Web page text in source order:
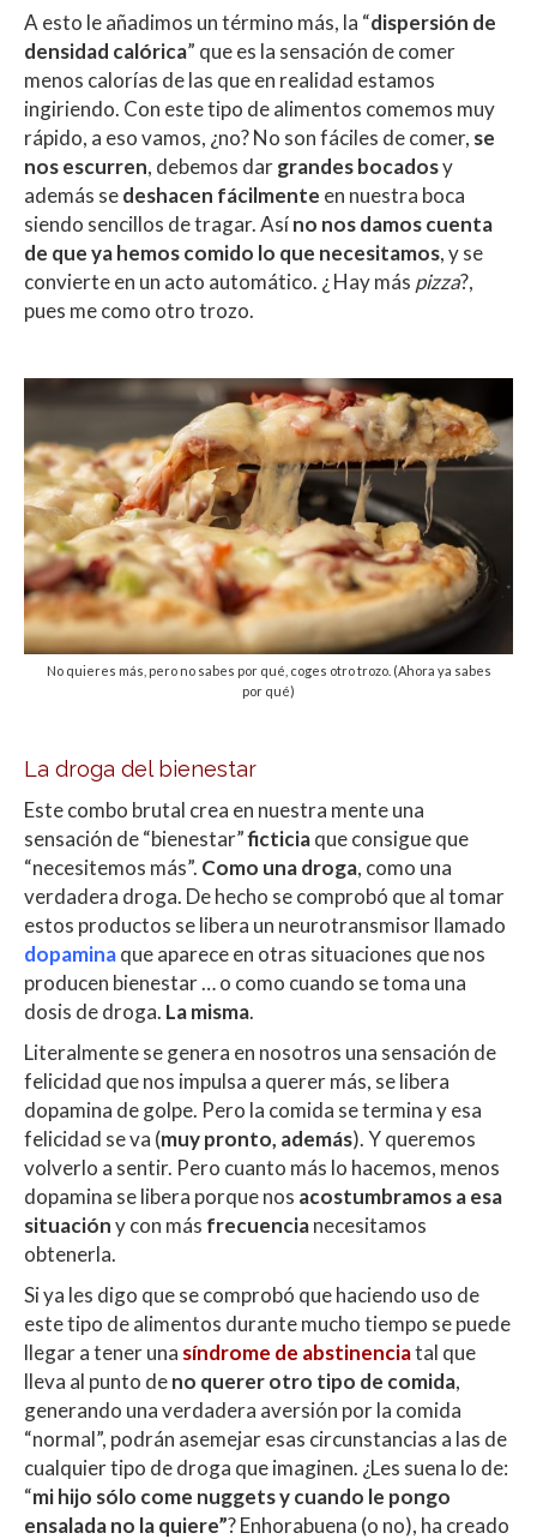
A esto le añadimos un término más, la “dispersión de
densidad calórica” que es la sensación de comer
menos calorías de las que en realidad estamos
ingiriendo. Con este tipo de alimentos comemos muy
rápido, a eso vamos, ¿no? No son fáciles de comer, se
nos escurren, debemos dargrandes bocadosy
además sedeshacen fácilmente en nuestra boca
siendo sencillos de tragar. Asíno nos damos cuenta
de que ya hemos comido lo que necesitamos, y se
convierte en un acto automático. ¿ Hay más pizza?,
pues me como otro trozo.
No quieres más, pero no sabes por qué, coges otro trozo. (Ahora ya sabes
por qué)
La droga del bienestar
Este combo brutal crea en nuestra mente una
sensación de “bienestar”ficticiaque consigue que
“necesitemos más”. Como una droga, como una
verdadera droga. De hecho se comprobó que al tomar
estos productos se libera un neurotransmisor llamado
dopaminaque aparece en otras situaciones que nos
producen bienestar … o como cuando se toma una
dosis de droga. La misma.
Literalmente se genera en nosotros una sensación de
felicidad que nos impulsa a querer más, se libera
dopamina de golpe. Pero la comida se termina y esa
felicidad se va (muy pronto, además). Y queremos
volverlo a sentir. Pero cuanto más lo hacemos, menos
dopamina se libera porque nos acostumbramos a esa
situacióny con más frecuencianecesitamos
obtenerla.
Si ya les digo que se comprobó que haciendo uso de
este tipo de alimentos durante mucho tiempo se puede
llegar a tener una síndrome de abstinenciatal que
lleva al punto deno querer otro tipo de comida,
generando una verdadera aversión por la comida
“normal”, podrán asemejar esas circunstancias a las de
cualquier tipo de droga que imaginen. ¿Les suena lo de:
“mi hijo sólo come nuggets y cuando le pongo
ensalada no la quiere”? Enhorabuena (o no), ha creado